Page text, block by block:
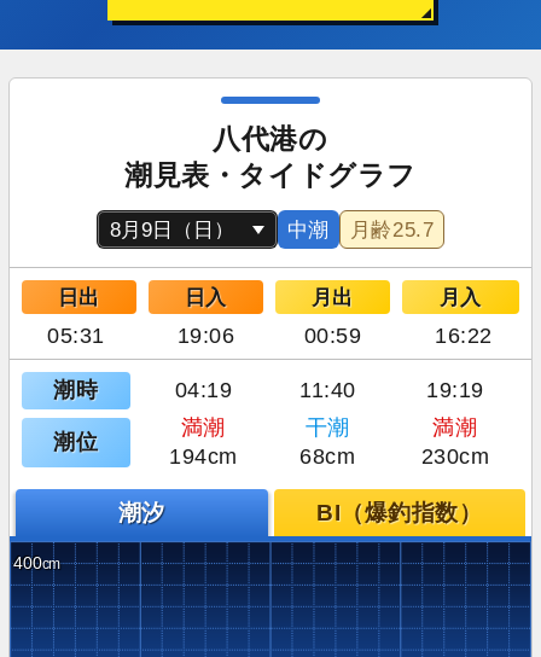
八代港の
潮見表・タイドグラフ
中潮 月齢25.7
日出 日入 月出 月入
05:31 19:06 00:59 16:22
潮時 04:19 11:40 19:19
潮位
満潮 干潮
満潮
194cm
68cm 230cm
潮汐 BI（爆釣指数）
400